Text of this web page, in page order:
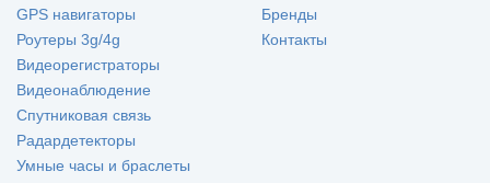
GPS навигаторы
Роутеры 3g/4g
Видеорегистраторы
Видеонаблюдение
Спутниковая связь
Радардетекторы
Умные часы и браслеты
Бренды
Контакты